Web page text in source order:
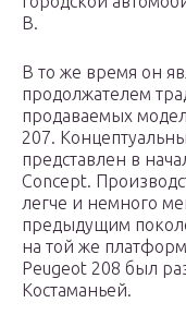
B.
В то же время он
продолжателем
продаваемых
207.
представлен в
Concept.
легче и немного
предыдущим
на той же
Peugeot 208 был
Костаманьей.